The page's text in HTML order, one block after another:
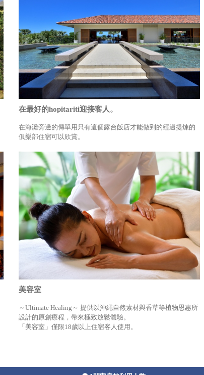
在最好的hopitariti迎接客人。
在海灘旁邊的傳單用只有這個露台飯店才能做到的經過提煉的
俱樂部住宿可以欣賞。
美容室
～Ultimate Healing～ 提供以沖繩自然素材與香草等植物恩惠所
設計的原創療程，帶來極致放鬆體驗。
「美容室」僅限18歲以上住宿客人使用。